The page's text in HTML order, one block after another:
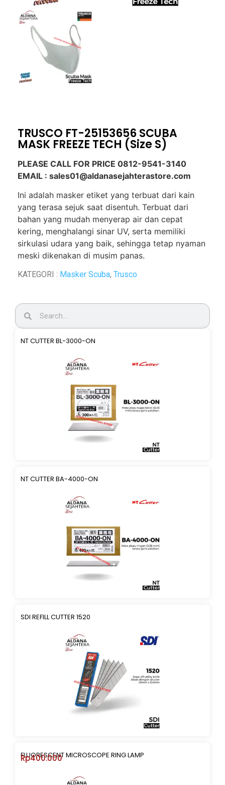
TRUSCO FT-25153656 SCUBA
MASK FREEZE TECH (Size S)
PLEASE CALL FOR PRICE 0812-9541-3140
EMAIL : sales01@aldanasejahterastore.com
Ini adalah masker etiket yang terbuat dari kain
yang terasa sejuk saat disentuh. Terbuat dari
bahan yang mudah menyerap air dan cepat
kering, menghalangi sinar UV, serta memiliki
sirkulasi udara yang baik, sehingga tetap nyaman
meski dikenakan di musim panas.
KATEGORI : Masker Scuba, Trusco
NT CUTTER BL-3000-ON
NT CUTTER BA-4000-ON
SDI REFILL CUTTER 1520
FLUORESCENT MICROSCOPE RING LAMP
Rp400.000